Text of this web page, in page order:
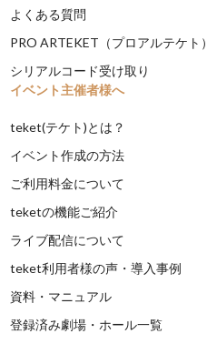
よくある質問
PRO ARTEKET（プロアルテケト）
シリアルコード受け取り
イベント主催者様へ
teket(テケト)とは？
イベント作成の方法
ご利用料金について
teketの機能ご紹介
ライブ配信について
teket利用者様の声・導入事例
資料・マニュアル
登録済み劇場・ホール一覧